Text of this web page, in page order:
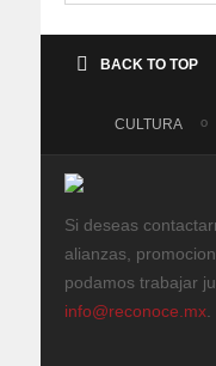
BACK TO TOP
CULTURA
Si deseas
alianzas,
podamos trabajar
info@reconoce.mx